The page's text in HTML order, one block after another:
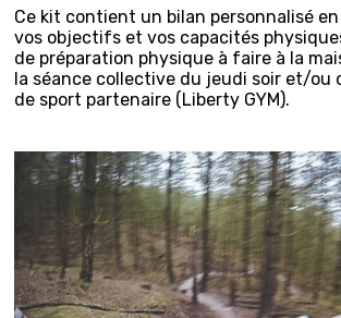
Ce kit contient un bilan personnalisé
vos objectifs et vos capacités
de préparation physique à faire à la
la séance collective du jeudi soir et/ou
de sport partenaire (Liberty GYM).